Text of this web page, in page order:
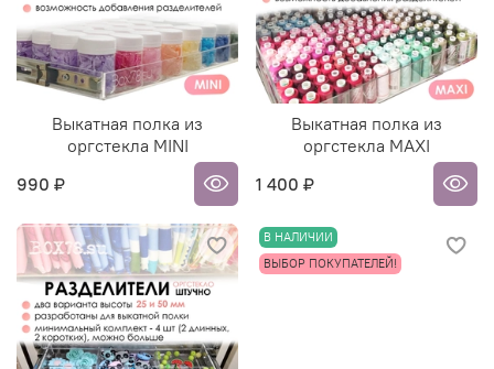
Выкатная полка из
оргстекла MINI
990 ₽
Выкатная полка из
оргстекла MAXI
1 400 ₽
В НАЛИЧИИ
ВЫБОР ПОКУПАТЕЛЕЙ!